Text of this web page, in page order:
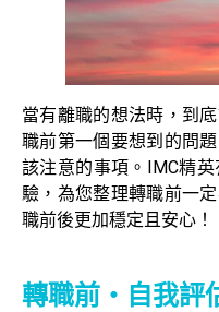
當有離職的想法時，到
職前第一個要想到的問
該注意的事項。IMC精
驗，為您整理轉職前一
職前後更加穩定且安心！
轉職前・自我評